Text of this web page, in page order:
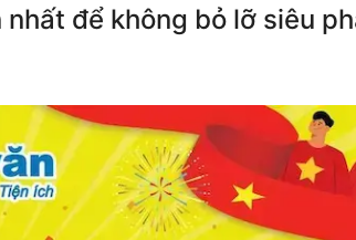
để không bỏ lỡ siêu